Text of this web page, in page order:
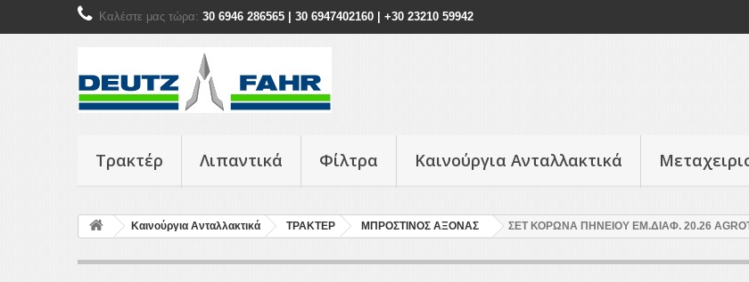
Καλέστε μας τώρα: 30 6946 286565 | 30 6947402160 | +30 23210 59942
Τρακτέρ Λιπαντικά Φίλτρα Καινούργια Ανταλλακτικά
Καινούργια Ανταλλακτικά ΤΡΑΚΤΕΡ ΜΠΡΟΣΤΙΝΟΣ ΑΞΟΝΑΣ ΣΕΤ ΚΟΡΩΝΑ ΠΗΝΕΙΟΥ ΕΜ.ΔΙΑΦ. 20.26